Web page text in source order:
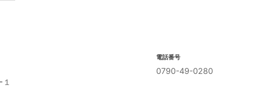
電話番号
0790-49-0280